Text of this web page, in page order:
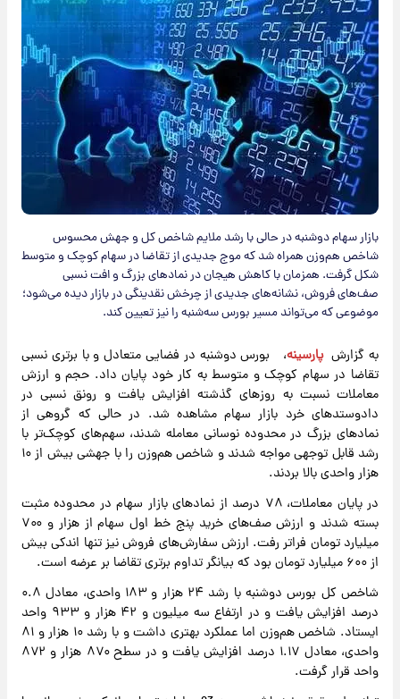
بازار سهام دوشنبه در حالی با رشد ملایم شاخص کل و جهش محسوس
شاخص هم‌وزن همراه شد که موج جدیدی از تقاضا در سهام کوچک و متوسط
شکل گرفت. همزمان با کاهش هیجان در نمادهای بزرگ و افت نسبی
صف‌های فروش، نشانه‌های جدیدی از چرخش نقدینگی در بازار دیده می‌شود؛
موضوعی که می‌تواند مسیر بورس سه‌شنبه را نیز تعیین کند.
به گزارشپارسینه، بورس دوشنبه در فضایی متعادل و با برتری نسبی
تقاضا در سهام کوچک و متوسط به کار خود پایان داد. حجم و ارزش
معاملات نسبت به روزهای گذشته افزایش یافت و رونق نسبی در
دادوستدهای خرد بازار سهام مشاهده شد. در حالی که گروهی از
نمادهای بزرگ در محدوده نوسانی معامله شدند، سهم‌های کوچک‌تر با
رشد قابل‌ توجهی مواجه شدند و شاخص هم‌وزن را با جهشی بیش از ۱۰
هزار واحدی بالا بردند.
در پایان معاملات، ۷۸ درصد از نمادهای بازار سهام در محدوده مثبت
بسته شدند و ارزش صف‌های خرید پنج خط اول سهام از ‌هزار و ۷۰۰
میلیارد تومان فراتر رفت. ارزش سفارش‌های فروش نیز تنها اندکی بیش
شاخص کل بورس دوشنبه با رشد ۲۴ هزار و ۱۸۳ واحدی، معادل ۰.۸
درصد افزایش یافت و در ارتفاع سه میلیون و ۴۲ هزار و ۹۳۳ واحد
ایستاد. شاخص هم‌وزن اما عملکرد بهتری داشت و با رشد ۱۰ هزار و ۸۱
واحدی، معادل ۱.۱۷ درصد افزایش یافت و در سطح ۸۷۰ هزار و ۸۷۲
واحد قرار گرفت.